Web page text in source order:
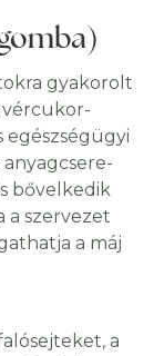
gyakorolt
vércukor-
bővelkedik
a szervezet
a máj
a